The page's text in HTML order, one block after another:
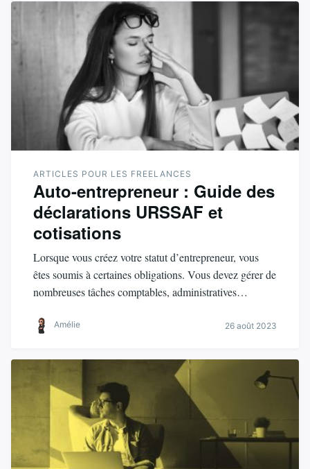
ARTICLES POUR LES FREELANCES
Auto-entrepreneur : Guide des
déclarations URSSAF et
cotisations
Lorsque vous créez votre statut d’entrepreneur, vous
êtes soumis à certaines obligations. Vous devez gérer de
nombreuses tâches comptables, administratives…
Amélie 26 août 2023